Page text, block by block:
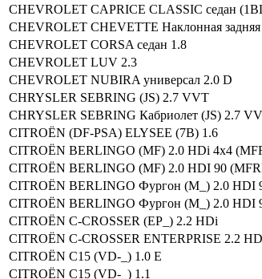
CHEVROLET CAPRICE CLASSIC седан
CHEVROLET CHEVETTE Наклонная задняя
CHEVROLET CORSA седан 1.8
CHEVROLET LUV 2.3
CHEVROLET NUBIRA универсал 2.0 D
CHRYSLER SEBRING (JS) 2.7 VVT
CHRYSLER SEBRING Кабриолет (JS) 2.7
CITROËN (DF-PSA) ELYSEE (7B) 1.6
CITROËN BERLINGO (MF) 2.0 HDi 4x4
CITROËN BERLINGO (MF) 2.0 HDI 90
CITROËN BERLINGO Фургон (M_) 2.0 HDI
CITROËN BERLINGO Фургон (M_) 2.0 HDI
CITROËN C-CROSSER (EP_) 2.2 HDi
CITROËN C-CROSSER ENTERPRISE 2.2
CITROËN C15 (VD-_) 1.0 E
CITROËN C15 (VD-_) 1.1